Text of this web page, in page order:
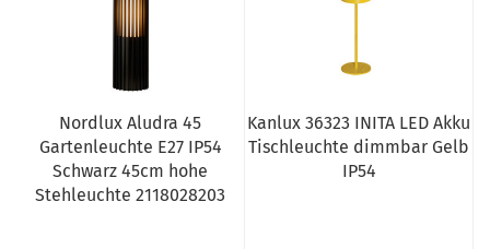
Nordlux Aludra 45
Gartenleuchte E27 IP54
Schwarz 45cm hohe
Stehleuchte 2118028203
Kanlux 36323 INITA LED Akku
Tischleuchte dimmbar Gelb
IP54